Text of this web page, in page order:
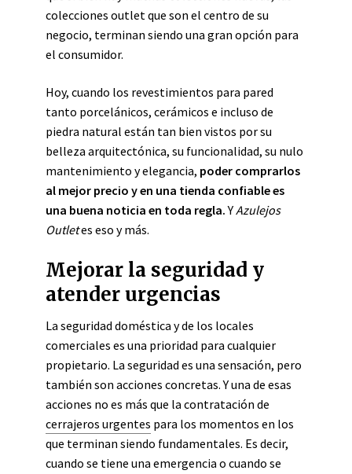
colecciones outlet que son el centro de su
negocio, terminan siendo una gran opción para
el consumidor.
Hoy, cuando los revestimientos para pared
tanto porcelánicos, cerámicos e incluso de
piedra natural están tan bien vistos por su
belleza arquitectónica, su funcionalidad, su nulo
mantenimiento y elegancia, poder comprarlos
al mejor precio y en una tienda confiable es
una buena noticia en toda regla.YAzulejos
Outletes eso y más.
Mejorar la seguridad y
atender urgencias
La seguridad doméstica y de los locales
comerciales es una prioridad para cualquier
propietario. La seguridad es una sensación, pero
también son acciones concretas. Y una de esas
acciones no es más que la contratación de
cerrajeros urgentes para los momentos en los
que terminan siendo fundamentales. Es decir,
cuando se tiene una emergencia o cuando se